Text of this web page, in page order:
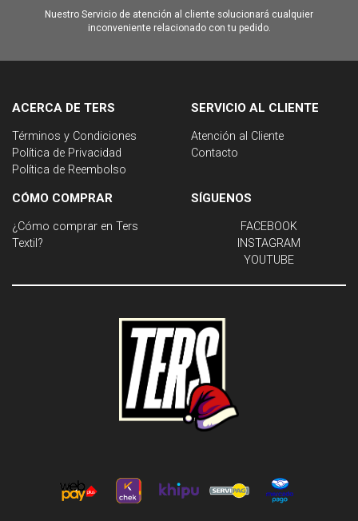
Nuestro Servicio de atención al cliente solucionará cualquier
inconveniente relacionado con tu pedido.
ACERCA DE TERS
Términos y Condiciones
Política de Privacidad
Política de Reembolso
SERVICIO AL CLIENTE
Atención al Cliente
Contacto
CÓMO COMPRAR
¿Cómo comprar en Ters
Textil?
SÍGUENOS
FACEBOOK
INSTAGRAM
YOUTUBE